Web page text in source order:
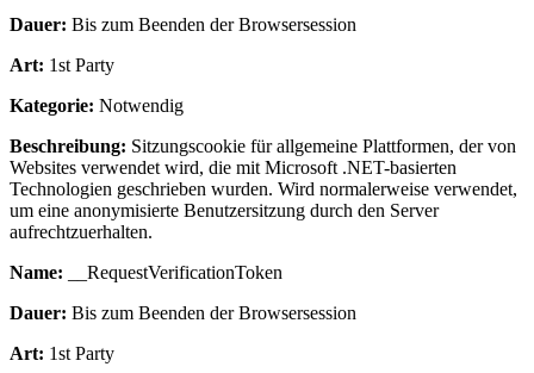
Dauer: Bis zum Beenden der Browsersession
Art: 1st Party
Kategorie: Notwendig
Beschreibung: Sitzungscookie für allgemeine Plattformen, der von
Websites verwendet wird, die mit Microsoft .NET-basierten
Technologien geschrieben wurden. Wird normalerweise verwendet,
um eine anonymisierte Benutzersitzung durch den Server
aufrechtzuerhalten.
Name: __RequestVerificationToken
Dauer: Bis zum Beenden der Browsersession
Art: 1st Party